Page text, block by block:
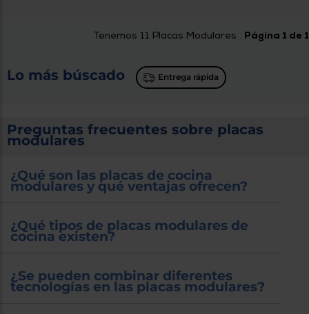
Tenemos 11 Placas Modulares . Página 1 de 1
Lo más búscado Entrega rápida
Preguntas frecuentes sobre placas
modulares
¿Qué son las placas de cocina
modulares y qué ventajas ofrecen?
¿Qué tipos de placas modulares de
cocina existen?
¿Se pueden combinar diferentes
tecnologías en las placas modulares?